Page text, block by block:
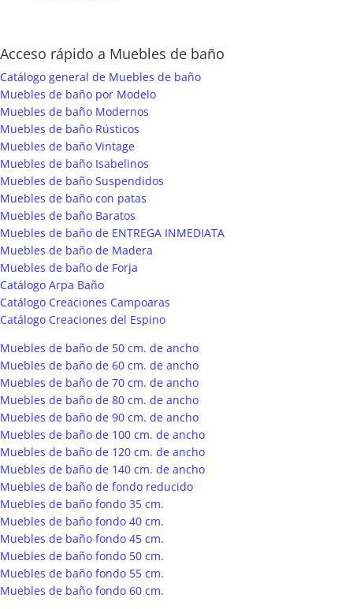
Acceso rápido a Muebles de baño
Catálogo general de Muebles de baño
Muebles de baño por Modelo
Muebles de baño Modernos
Muebles de baño Rústicos
Muebles de baño Vintage
Muebles de baño Isabelinos
Muebles de baño Suspendidos
Muebles de baño con patas
Muebles de baño Baratos
Muebles de baño de ENTREGA INMEDIATA
Muebles de baño de Madera
Muebles de baño de Forja
Catálogo Arpa Baño
Catálogo Creaciones Campoaras
Catálogo Creaciones del Espino
Muebles de baño de 50 cm. de ancho
Muebles de baño de 60 cm. de ancho
Muebles de baño de 70 cm. de ancho
Muebles de baño de 80 cm. de ancho
Muebles de baño de 90 cm. de ancho
Muebles de baño de 100 cm. de ancho
Muebles de baño de 120 cm. de ancho
Muebles de baño de 140 cm. de ancho
Muebles de baño de fondo reducido
Muebles de baño fondo 35 cm.
Muebles de baño fondo 40 cm.
Muebles de baño fondo 45 cm.
Muebles de baño fondo 50 cm.
Muebles de baño fondo 55 cm.
Muebles de baño fondo 60 cm.